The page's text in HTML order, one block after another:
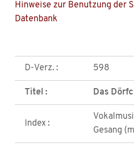
Hinweise zur Benutzung der
Datenbank
D-Verz. : 598
Titel : Das
Index :
Gesang